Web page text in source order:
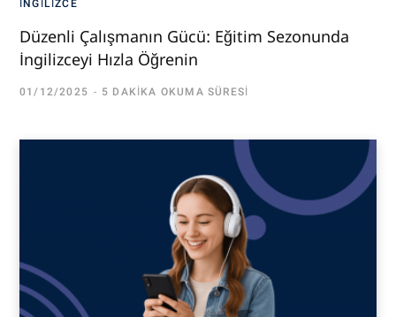
İNGILIZCE
Düzenli Çalışmanın Gücü: Eğitim Sezonunda
İngilizceyi Hızla Öğrenin
01/12/2025 5 DAKIKA OKUMA SÜRESI